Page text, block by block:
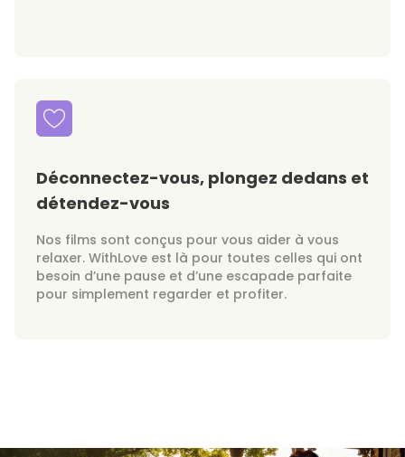
Déconnectez-vous, plongez dedans et
détendez-vous
Nos films sont conçus pour vous aider à vous
relaxer. WithLove est là pour toutes celles qui ont
besoin d’une pause et d’une escapade parfaite
pour simplement regarder et profiter.